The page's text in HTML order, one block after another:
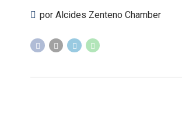
por Alcides Zenteno Chamber